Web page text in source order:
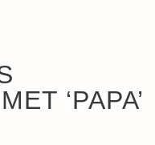
‘PAPA’